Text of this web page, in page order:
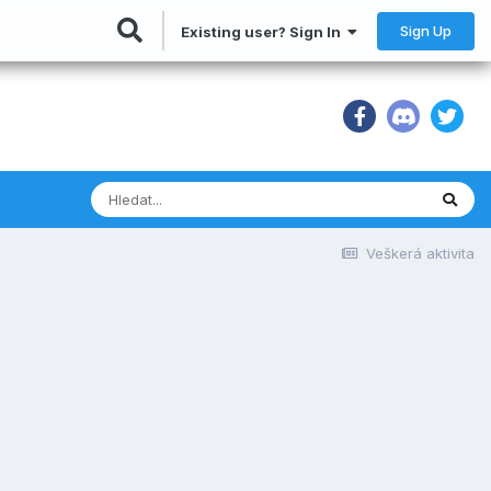
Existing user? Sign In Sign Up
Veškerá aktivita